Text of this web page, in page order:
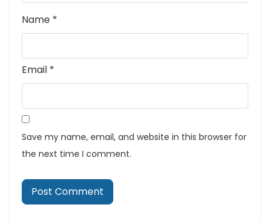
Name *
Email *
Save my name, email, and website in this browser for
the next time I comment.